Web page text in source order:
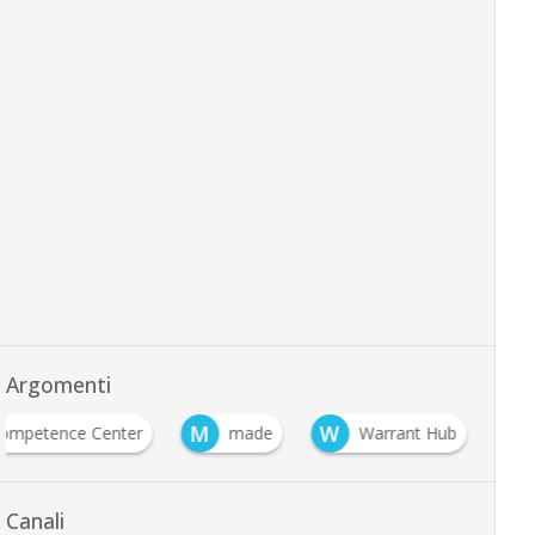
Argomenti
Center M made W Warrant Hub
Canali